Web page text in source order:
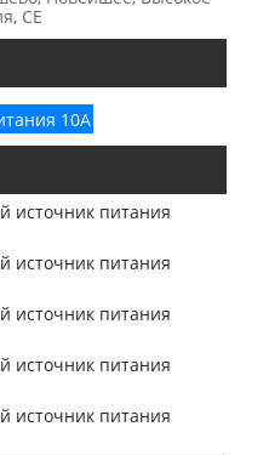
CE
10А
источник питания
источник питания
источник питания
источник питания
источник питания